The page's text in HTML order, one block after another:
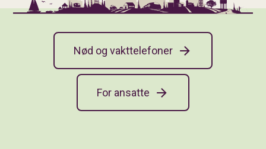
Nød og vakttelefoner
For ansatte